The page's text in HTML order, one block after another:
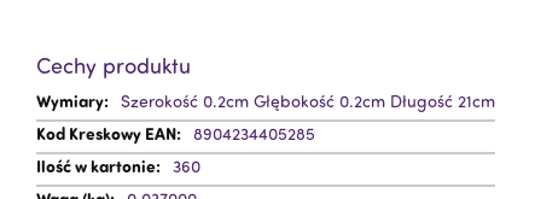
Cechy produktu
Więcej
informacji
Szerokość 0.2cm Głębokość 0.2cm Długość 21cm
8904234405285
360